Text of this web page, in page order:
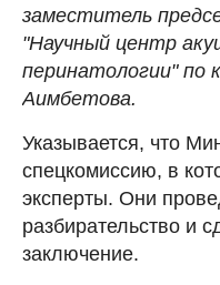
заместитель
"Научный центр
перинатологии" по
Аимбетова.
Указывается, что
спецкомиссию, в
эксперты. Они
разбирательство и
заключение.